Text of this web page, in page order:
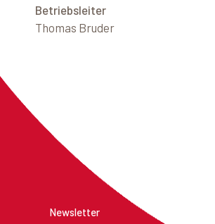
Betriebsleiter
Thomas Bruder
Newsletter